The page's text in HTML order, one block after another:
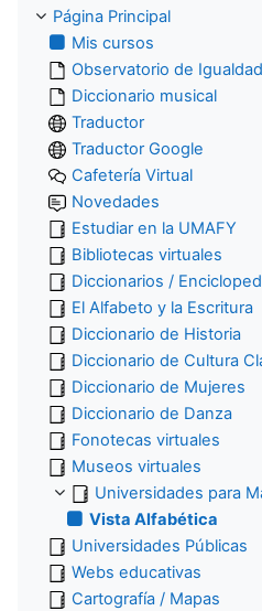
Página Principal
Mis cursos
Observatorio de
Diccionario musical
Traductor
Traductor Google
Cafetería Virtual
Novedades
Estudiar en la UMAFY
Bibliotecas virtuales
Diccionarios /
El Alfabeto y la Escritura
Diccionario de Historia
Diccionario de Cultura
Diccionario de Mujeres
Diccionario de Danza
Fonotecas virtuales
Museos virtuales
Universidades para
Vista Alfabética
Universidades Públicas
Webs educativas
Cartografía / Mapas